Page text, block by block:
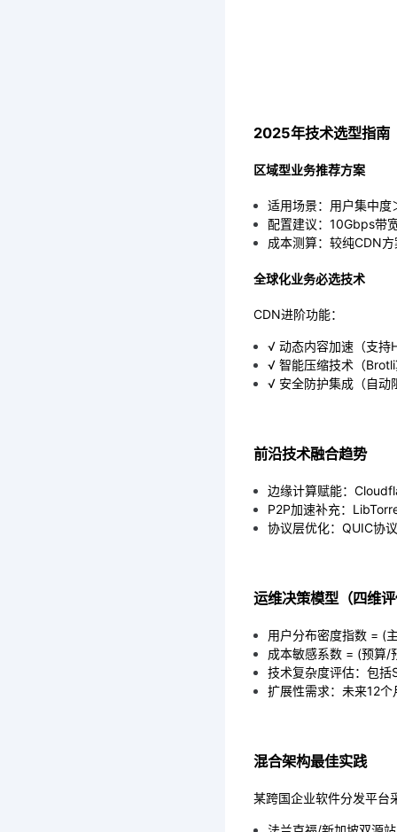
2025年技术选型指南
区域型业务推荐方案
适用场景：用户集中度
配置建议：10Gbps带
成本测算：较纯CDN
全球化业务必选技术
CDN进阶功能：
√ 动态内容加速（支持
√ 智能压缩技术（
√ 安全防护集成（自动
前沿技术融合趋势
边缘计算赋能：
P2P加速补充：
协议层优化：QUIC协
运维决策模型（四维
用户分布密度指数 = (
成本敏感系数 = (预算/
技术复杂度评估：包括
扩展性需求：未来12
混合架构最佳实践
某跨国企业软件分发平台